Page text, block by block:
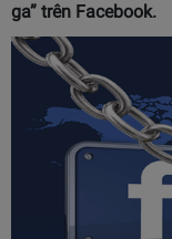
ga” trên Facebook.